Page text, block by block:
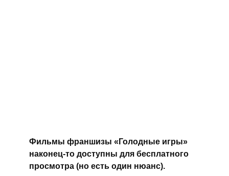
Фильмы франшизы «Голодные игры»
наконец-то доступны для бесплатного
просмотра (но есть один нюанс).